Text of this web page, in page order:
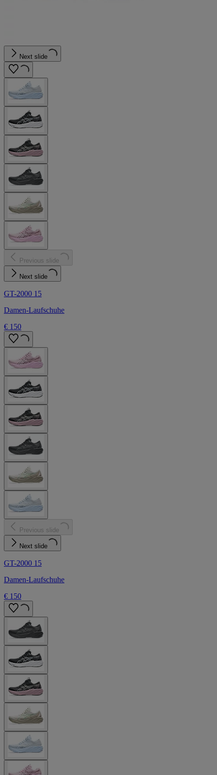
Next slide
Previous slide
Next slide
GT-2000 15
Damen-Laufschuhe
€ 150
Previous slide
Next slide
GT-2000 15
Damen-Laufschuhe
€ 150